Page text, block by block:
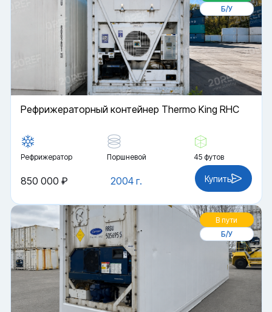
Б/У
Рефрижераторный контейнер Thermo King RHC
Рефрижератор Поршневой 45 футов
2004 г.
850 000 ₽ Купить
В пути
Б/У